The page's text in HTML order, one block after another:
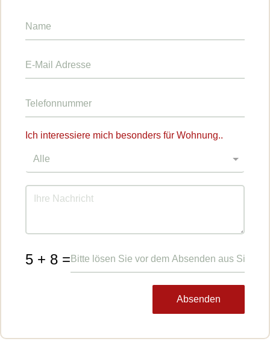
Ich interessiere mich besonders für Wohnung..
5 + 8 =
Absenden